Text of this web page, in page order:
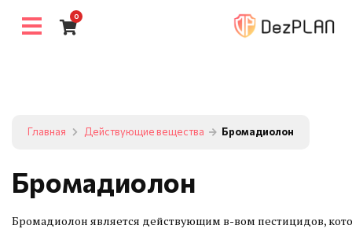
0
Главная Действующие вещества Бромадиолон
Бромадиолон
Бромадиолон является действующим в-вом пестицидов,